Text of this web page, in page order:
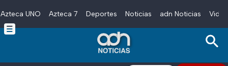
Skip to main content
Azteca UNO Azteca 7 Deportes Noticias adn Noticias